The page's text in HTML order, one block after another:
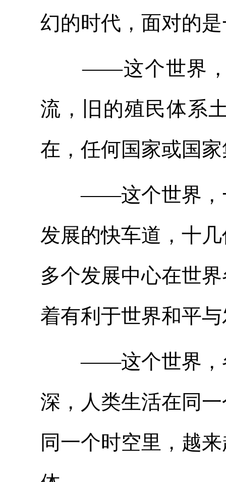
幻的时代，面对的
——这个世界，和
流，旧的殖民体系
在，任何国家或国
——这个世界，一
发展的快车道，十
多个发展中心在世
着有利于世界和平
——这个世界，各
深，人类生活在同
同一个时空里，越